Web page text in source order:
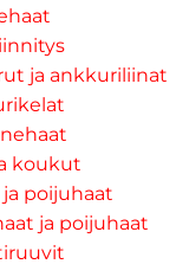
ja ankkuriliinat
koukut
ja poijuhaat
ja poijuhaat